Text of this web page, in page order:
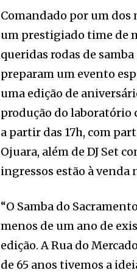
Comandado por um dos
um prestigiado time de
queridas rodas de
preparam um evento
uma edição de
produção do
a partir das 17h, com
Ojuara, além de DJ Set
ingressos estão à venda
“O Samba do
menos de um ano de
edição. A Rua do
de 65 anos tivemos a